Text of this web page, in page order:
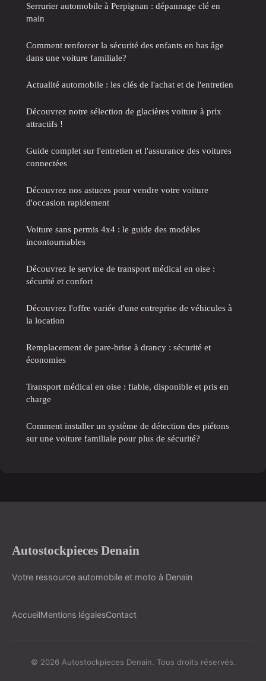
Serrurier automobile à Perpignan : dépannage clé en
main
Comment renforcer la sécurité des enfants en bas âge
dans une voiture familiale?
Actualité automobile : les clés de l'achat et de l'entretien
Découvrez notre sélection de glacières voiture à prix
attractifs !
Guide complet sur l'entretien et l'assurance des voitures
connectées
Découvrez nos astuces pour vendre votre voiture
d'occasion rapidement
Voiture sans permis 4x4 : le guide des modèles
incontournables
Découvrez le service de transport médical en oise :
sécurité et confort
Découvrez l'offre variée d'une entreprise de véhicules à
la location
Remplacement de pare-brise à drancy : sécurité et
économies
Transport médical en oise : fiable, disponible et pris en
charge
Comment installer un système de détection des piétons
sur une voiture familiale pour plus de sécurité?
Autostockpieces Denain
Votre ressource automobile et moto à Denain
AccueilMentions légalesContact
© 2026 Autostockpieces Denain. Tous droits réservés.